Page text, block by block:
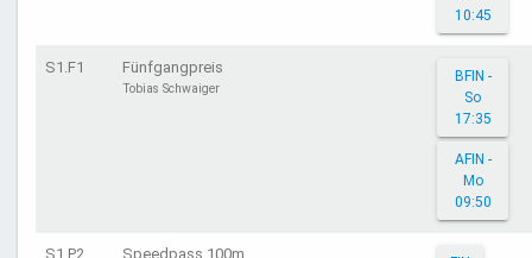
10:45
S1.F1 Fünfgangpreis
Tobias Schwaiger
BFIN -
So
17:35
AFIN -
Mo
09:50
S1.P2 Speedpass 100m